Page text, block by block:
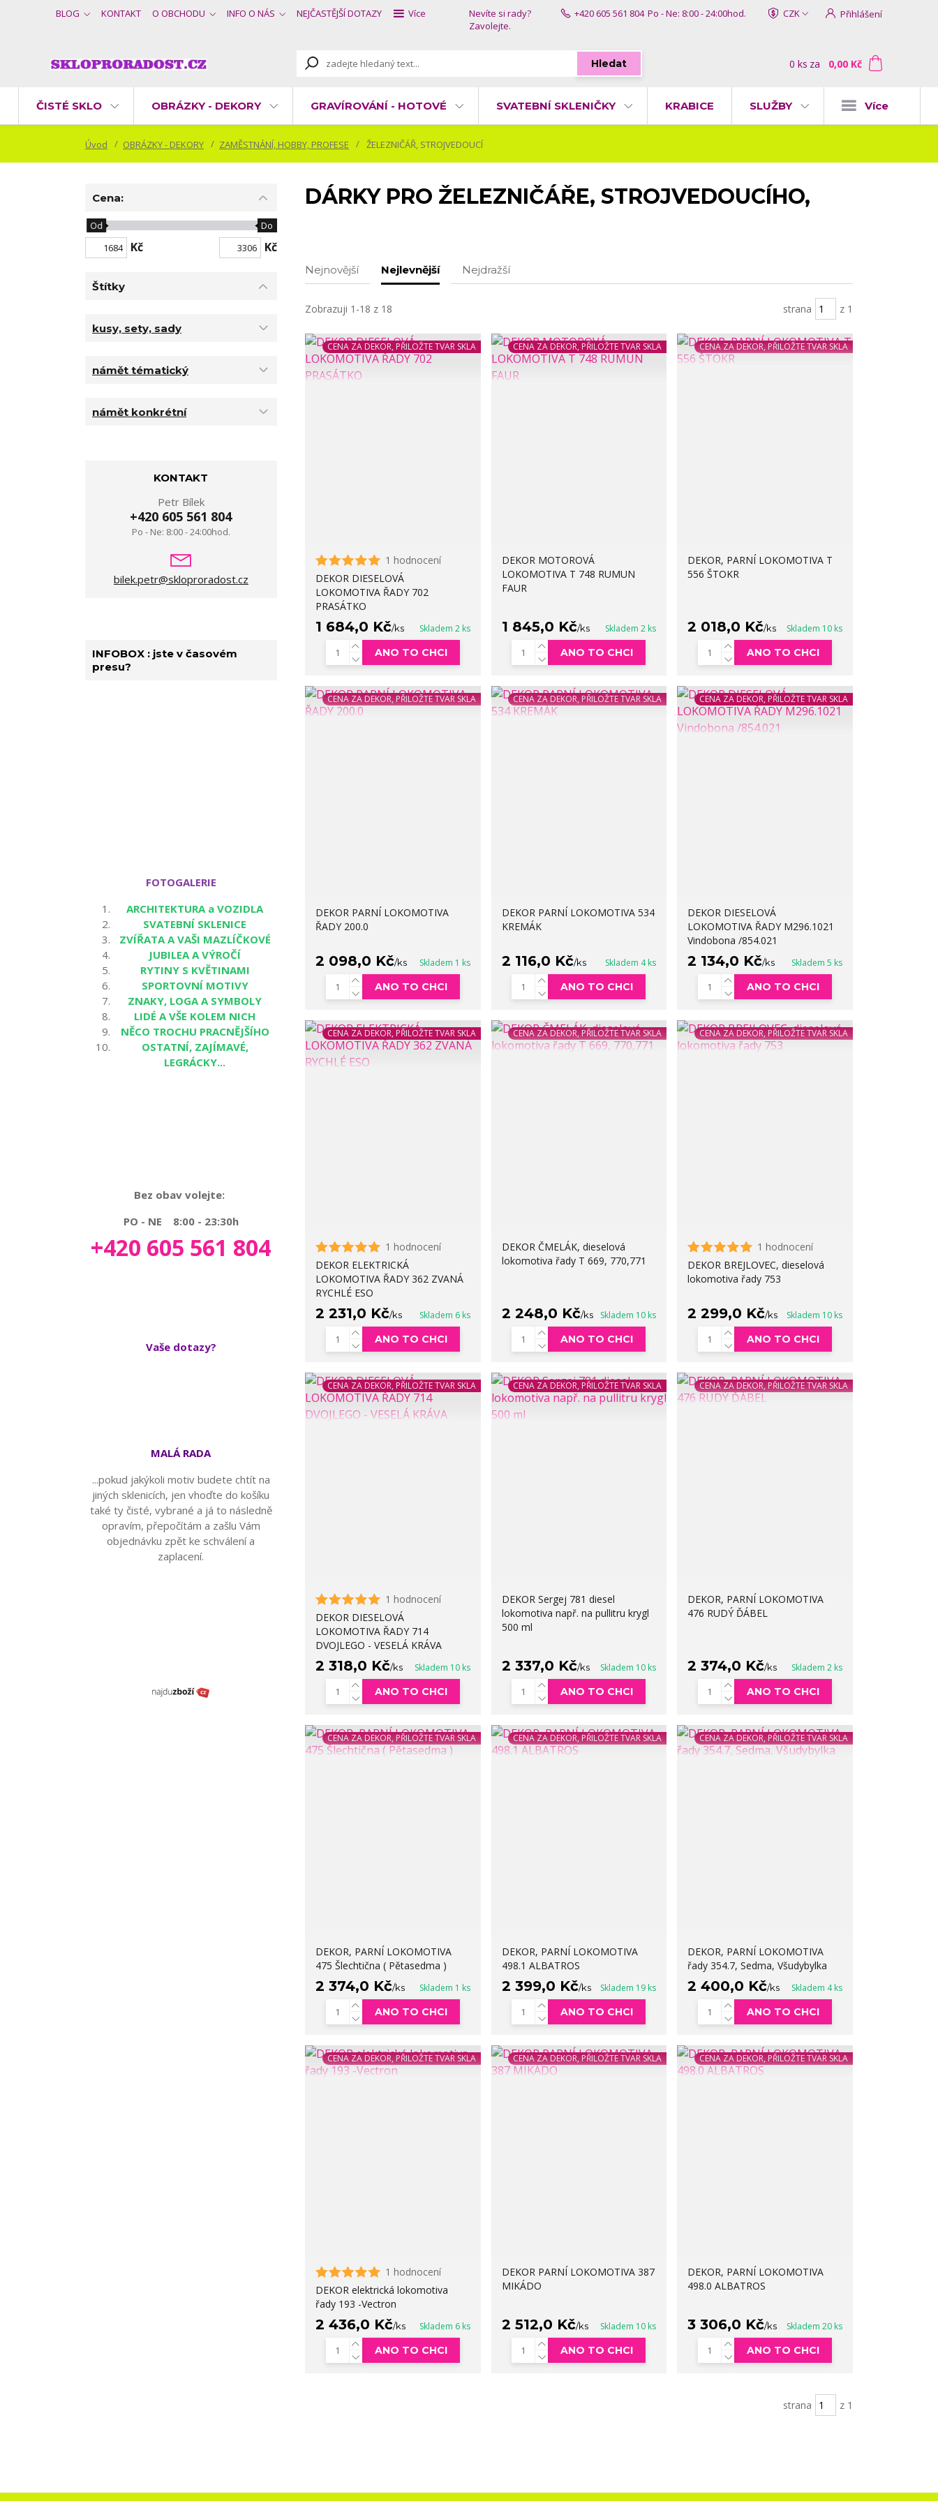
BLOG KONTAKT O OBCHODU INFO O NÁS NEJČASTĚJŠÍ DOTAZY Více CZK Přihlášení
Hledat
Nevíte si rady?
Zavolejte.
+420 605 561 804 Po - Ne: 8:00 - 24:00hod.
0 ks za 0,00 Kč
ČISTÉ SKLO OBRÁZKY - DEKORY GRAVÍROVÁNÍ - HOTOVÉ SVATEBNÍ SKLENIČKY KRABICE SLUŽBY Více
Úvod OBRÁZKY - DEKORY ZAMĚSTNÁNÍ, HOBBY, PROFESE ŽELEZNIČÁŘ, STROJVEDOUCÍ
DÁRKY PRO ŽELEZNIČÁŘE, STROJVEDOUCÍHO,
Nejnovější Nejlevnější Nejdražší
Zobrazuji 1-18 z 18 strana z 1
CENA ZA DEKOR, PŘILOŽTE TVAR SKLA
1 hodnocení
DEKOR DIESELOVÁ
LOKOMOTIVA ŘADY 702
PRASÁTKO
1 684,0 Kč/ks Skladem 2 ks
ANO TO CHCI
CENA ZA DEKOR, PŘILOŽTE TVAR SKLA
DEKOR MOTOROVÁ
LOKOMOTIVA T 748 RUMUN
FAUR
1 845,0 Kč/ks Skladem 2 ks
ANO TO CHCI
CENA ZA DEKOR, PŘILOŽTE TVAR SKLA
DEKOR, PARNÍ LOKOMOTIVA T
556 ŠTOKR
2 018,0 Kč/ks Skladem 10 ks
ANO TO CHCI
CENA ZA DEKOR, PŘILOŽTE TVAR SKLA
DEKOR PARNÍ LOKOMOTIVA
ŘADY 200.0
2 098,0 Kč/ks Skladem 1 ks
ANO TO CHCI
CENA ZA DEKOR, PŘILOŽTE TVAR SKLA
DEKOR PARNÍ LOKOMOTIVA 534
KREMÁK
2 116,0 Kč/ks Skladem 4 ks
ANO TO CHCI
CENA ZA DEKOR, PŘILOŽTE TVAR SKLA
DEKOR DIESELOVÁ
LOKOMOTIVA ŘADY M296.1021
Vindobona /854.021
2 134,0 Kč/ks Skladem 5 ks
ANO TO CHCI
CENA ZA DEKOR, PŘILOŽTE TVAR SKLA
1 hodnocení
DEKOR ELEKTRICKÁ
LOKOMOTIVA ŘADY 362 ZVANÁ
RYCHLÉ ESO
2 231,0 Kč/ks Skladem 6 ks
ANO TO CHCI
CENA ZA DEKOR, PŘILOŽTE TVAR SKLA
DEKOR ČMELÁK, dieselová
lokomotiva řady T 669, 770,771
2 248,0 Kč/ks Skladem 10 ks
ANO TO CHCI
CENA ZA DEKOR, PŘILOŽTE TVAR SKLA
1 hodnocení
DEKOR BREJLOVEC, dieselová
lokomotiva řady 753
2 299,0 Kč/ks Skladem 10 ks
ANO TO CHCI
CENA ZA DEKOR, PŘILOŽTE TVAR SKLA
1 hodnocení
DEKOR DIESELOVÁ
LOKOMOTIVA ŘADY 714
DVOJLEGO - VESELÁ KRÁVA
2 318,0 Kč/ks Skladem 10 ks
ANO TO CHCI
CENA ZA DEKOR, PŘILOŽTE TVAR SKLA
DEKOR Sergej 781 diesel
lokomotiva např. na pullitru krygl
500 ml
2 337,0 Kč/ks Skladem 10 ks
ANO TO CHCI
CENA ZA DEKOR, PŘILOŽTE TVAR SKLA
DEKOR, PARNÍ LOKOMOTIVA
476 RUDÝ ĎÁBEL
2 374,0 Kč/ks Skladem 2 ks
ANO TO CHCI
CENA ZA DEKOR, PŘILOŽTE TVAR SKLA
DEKOR, PARNÍ LOKOMOTIVA
475 Šlechtična ( Pětasedma )
2 374,0 Kč/ks Skladem 1 ks
ANO TO CHCI
CENA ZA DEKOR, PŘILOŽTE TVAR SKLA
DEKOR, PARNÍ LOKOMOTIVA
498.1 ALBATROS
2 399,0 Kč/ks Skladem 19 ks
ANO TO CHCI
CENA ZA DEKOR, PŘILOŽTE TVAR SKLA
DEKOR, PARNÍ LOKOMOTIVA
řady 354.7, Sedma, Všudybylka
2 400,0 Kč/ks Skladem 4 ks
ANO TO CHCI
CENA ZA DEKOR, PŘILOŽTE TVAR SKLA
1 hodnocení
DEKOR elektrická lokomotiva
řady 193 -Vectron
2 436,0 Kč/ks Skladem 6 ks
ANO TO CHCI
CENA ZA DEKOR, PŘILOŽTE TVAR SKLA
DEKOR PARNÍ LOKOMOTIVA 387
MIKÁDO
2 512,0 Kč/ks Skladem 10 ks
ANO TO CHCI
CENA ZA DEKOR, PŘILOŽTE TVAR SKLA
DEKOR, PARNÍ LOKOMOTIVA
498.0 ALBATROS
3 306,0 Kč/ks Skladem 20 ks
ANO TO CHCI
strana z 1
Cena:
Kč
Od Do
Kč
Štítky
kusy, sety, sady
námět tématický
námět konkrétní
KONTAKT
Petr Bílek
+420 605 561 804
Po - Ne: 8:00 - 24:00hod.
bilek.petr@skloproradost.cz
INFOBOX : jste v časovém
presu?
FOTOGALERIE
ARCHITEKTURA a VOZIDLA
SVATEBNÍ SKLENICE
ZVÍŘATA A VAŠI MAZLÍČKOVÉ
JUBILEA A VÝROČÍ
RYTINY S KVĚTINAMI
SPORTOVNÍ MOTIVY
ZNAKY, LOGA A SYMBOLY
LIDÉ A VŠE KOLEM NICH
NĚCO TROCHU PRACNĚJŠÍHO
OSTATNÍ, ZAJÍMAVÉ,
LEGRÁCKY...
Bez obav volejte:
PO - NE 8:00 - 23:30h
+420 605 561 804
Vaše dotazy?
MALÁ RADA
...pokud jakýkoli motiv budete chtít na
jiných sklenicích, jen vhoďte do košíku
také ty čisté, vybrané a já to následně
opravím, přepočítám a zašlu Vám
objednávku zpět ke schválení a
zaplacení.